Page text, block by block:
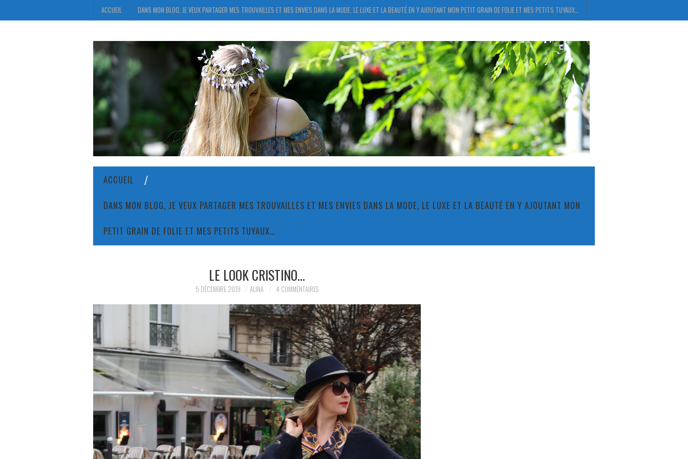
ACCUEIL DANS MON BLOG, JE VEUX PARTAGER MES TROUVAILLES ET MES ENVIES DANS LA MODE, LE LUXE ET LA BEAUTÉ EN Y AJOUTANT MON PETIT GRAIN DE FOLIE ET MES PETITS TUYAUX…
ACCUEIL
DANS MON BLOG, JE VEUX PARTAGER MES TROUVAILLES ET MES ENVIES DANS LA MODE, LE LUXE ET LA BEAUTÉ EN Y AJOUTANT MON
PETIT GRAIN DE FOLIE ET MES PETITS TUYAUX…
LE LOOK CRISTINO…
5 DÉCEMBRE 2019 ALINA 4 COMMENTAIRES